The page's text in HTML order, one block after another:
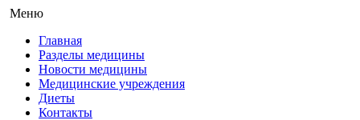
Меню
Главная
Разделы медицины
Новости медицины
Медицинские учреждения
Диеты
Контакты